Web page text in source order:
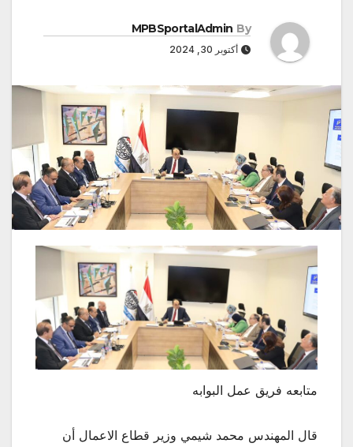
By
MPBSportalAdmin
أكتوبر 30, 2024
متابعه فريق عمل البوابه
قال المهندس محمد شيمي وزير قطاع الاعمال أن